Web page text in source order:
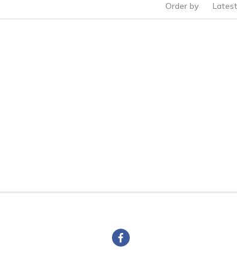
Order by Latest